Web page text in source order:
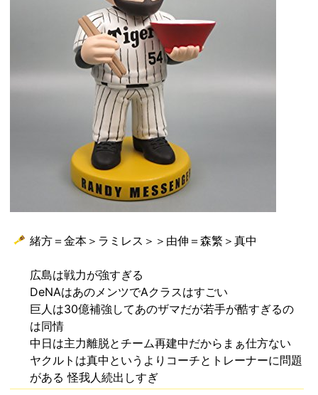
緒方＝金本＞ラミレス＞＞由伸＝森繁＞真中
広島は戦力が強すぎる
DeNAはあのメンツでAクラスはすごい
巨人は30億補強してあのザマだが若手が酷すぎるの
は同情
中日は主力離脱とチーム再建中だからまぁ仕方ない
ヤクルトは真中というよりコーチとトレーナーに問題
がある 怪我人続出しすぎ